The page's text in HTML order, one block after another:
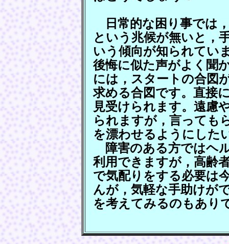
日常的な困り事では
という兆候が無いと，
いう傾向が知られてい
後悔に似た声がよく聞
には，スタートの合図
求める合図です。直接
見受けられます。遠慮
られますが，言っても
を漂わせるようにした
障害のある方ではヘ
利用できますが，高齢
で気配りをする必要は
んが，気軽な手助けが
を考えてみるのもあり